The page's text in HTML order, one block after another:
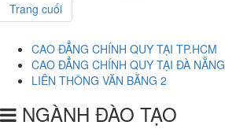
Trang cuối
CAO ĐẲNG CHÍNH QUY TẠI TP.HCM
CAO ĐẲNG CHÍNH QUY TẠI ĐÀ NẴNG
LIÊN THÔNG VĂN BẰNG 2
NGÀNH ĐÀO TẠO